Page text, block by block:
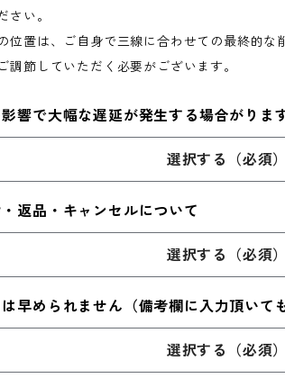
さい。
位置は、ご自身で三線に合わせての最終的な
調節していただく必要がございます。
響で大幅な遅延が発生する場合がりま
選択する（必須
返品・キャンセルについて
選択する（必須
早められません（備考欄に入力頂いて
選択する（必須